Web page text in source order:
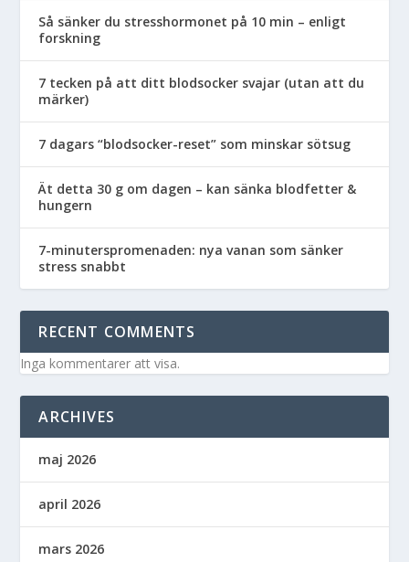
Så sänker du stresshormonet på 10 min – enligt
forskning
7 tecken på att ditt blodsocker svajar (utan att du
märker)
7 dagars “blodsocker-reset” som minskar sötsug
Ät detta 30 g om dagen – kan sänka blodfetter &
hungern
7-minuterspromenaden: nya vanan som sänker
stress snabbt
RECENT COMMENTS
Inga kommentarer att visa.
ARCHIVES
maj 2026
april 2026
mars 2026